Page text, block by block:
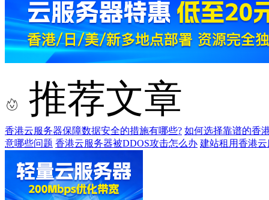
推荐文章
香港云服务器保障数据安全的措施有哪些? 如何选择靠谱的香
意哪些问题 香港云服务器被DDOS攻击怎么办 建站租用香港